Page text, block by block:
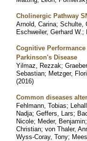
Cholinergic Pathway
Arnold, Carina; Schulte,
Eschweiler, Gerhard W. ;
Cognitive
Parkinson's Disease
Yilmaz, Rezzak;
Sebastian; Metzger,
(2016)
Common diseases
Fehlmann, Tobias;
Nadja; Geffers, Lars;
Nicole; Meder, Benjamin;
Christian; von Thaler,
Wyss-Coray, Tony;